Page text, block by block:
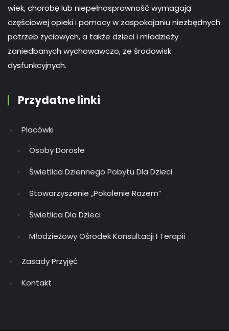
wiek, chorobę lub niepełnosprawność wymagają
częściowej opieki i pomocy w zaspokajaniu niezbędnych
potrzeb życiowych, a także dzieci i młodzieży
zaniedbanych wychowawczo, ze środowisk
dysfunkcyjnych.
Przydatne linki
Placówki
Osoby Dorosłe
Świetlica Dziennego Pobytu Dla Dzieci
Stowarzyszenie „Pokolenie Razem”
Świetlica Dla Dzieci
Młodzieżowy Ośrodek Konsultacji I Terapii
Zasady Przyjęć
Kontakt